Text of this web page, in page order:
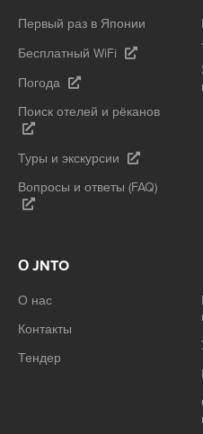
Первый раз в Японии
Бесплатный WiFi
Погода
Поиск отелей и рёканов
Туры и экскурсии
Вопросы и ответы (FAQ)
О JNTO
О нас
Контакты
Тендер